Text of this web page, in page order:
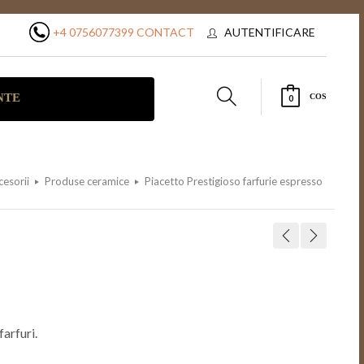
+4 0756077399 CONTACT AUTENTIFICARE
0 COS
Produse ceramice Piacetto Prestigioso farfurie espresso